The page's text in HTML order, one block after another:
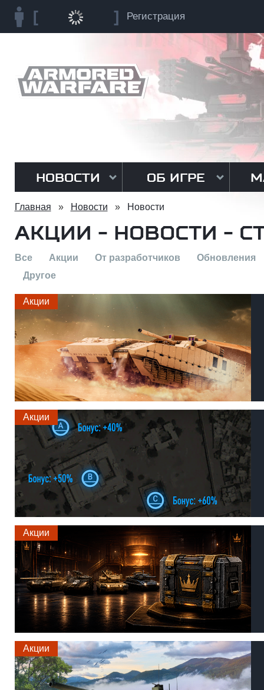
Регистрация
НОВОСТИ ОБ ИГРЕ
Главная » Новости » Новости
АКЦИИ - НОВОСТИ -
Все Акции От разработчиков
Обновления
Другое
Акции
Акции
Акции
Акции